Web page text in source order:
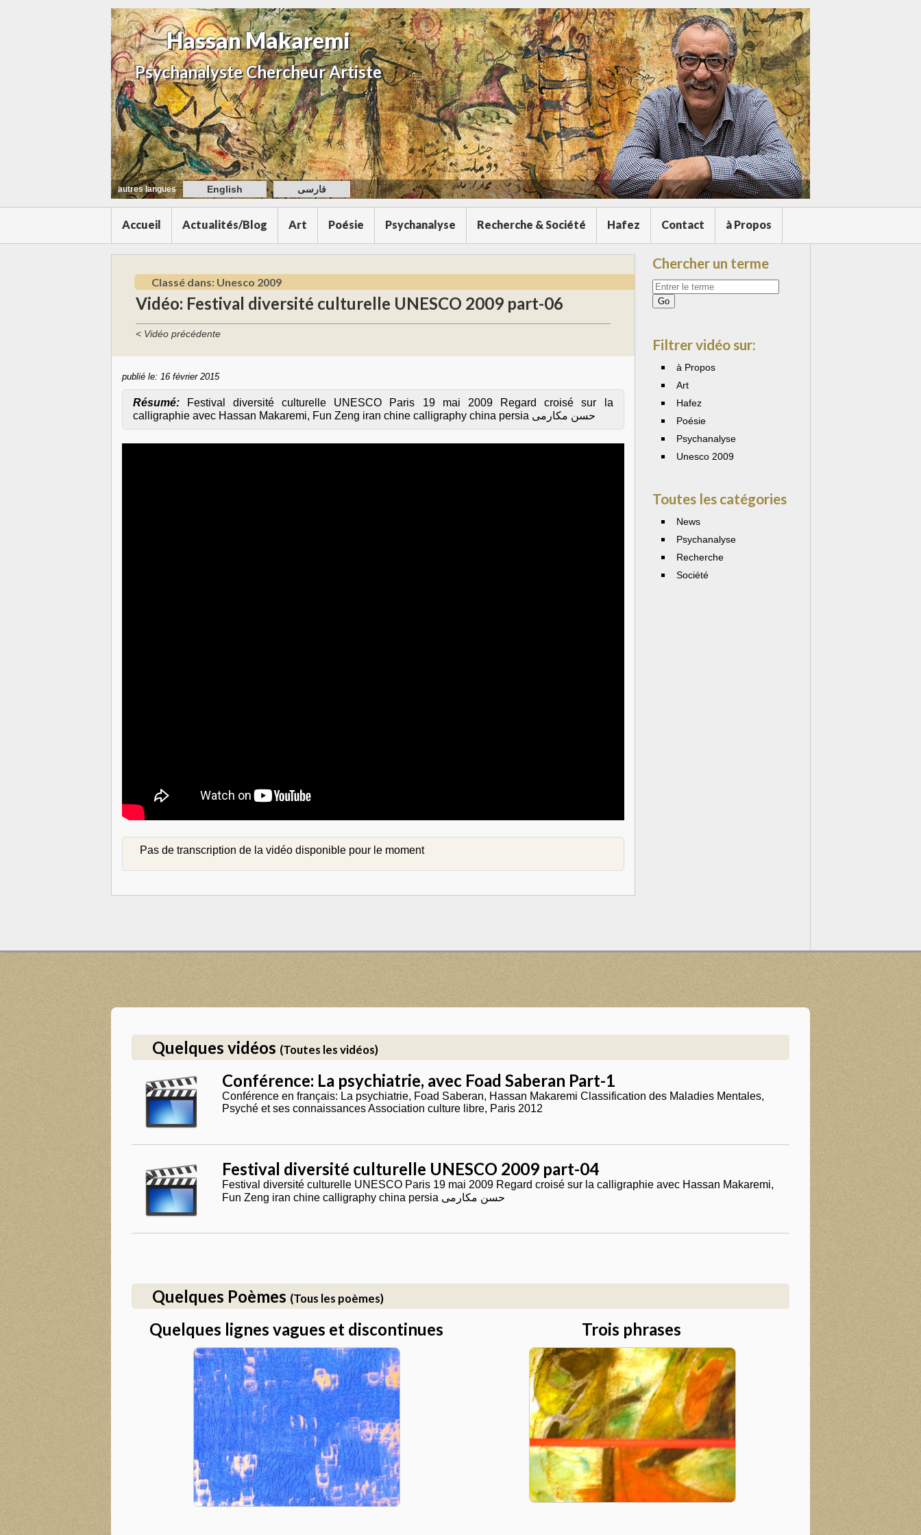
Hassan Makaremi
Psychanalyste Chercheur Artiste
autres langues English فارسی
Accueil Actualités/Blog Art Poésie Psychanalyse Recherche & Société Hafez Contact à Propos
Classé dans: Unesco 2009
Vidéo: Festival diversité culturelle UNESCO 2009 part-06
< Vidéo précédente
publié le: 16 février 2015
Résumé:
Festival diversité culturelle UNESCO Paris 19 mai 2009 Regard croisé sur la
calligraphie avec Hassan Makaremi, Fun Zeng iran chine calligraphy china persia حسن مکارمی
Pas de transcription de la vidéo disponible pour le moment
Chercher un terme
Votre
recherche
Filtrer vidéo sur:
à Propos
Art
Hafez
Poésie
Psychanalyse
Unesco 2009
Toutes les catégories
News
Psychanalyse
Recherche
Société
Quelques vidéos (Toutes les vidéos)
Conférence: La psychiatrie, avec Foad Saberan Part-1
Conférence en français: La psychiatrie, Foad Saberan, Hassan Makaremi Classification des Maladies Mentales,
Psyché et ses connaissances Association culture libre, Paris 2012
Festival diversité culturelle UNESCO 2009 part-04
Festival diversité culturelle UNESCO Paris 19 mai 2009 Regard croisé sur la calligraphie avec Hassan Makaremi,
Fun Zeng iran chine calligraphy china persia حسن مکارمی
Quelques Poèmes (Tous les poèmes)
Quelques lignes vagues et discontinues Trois phrases